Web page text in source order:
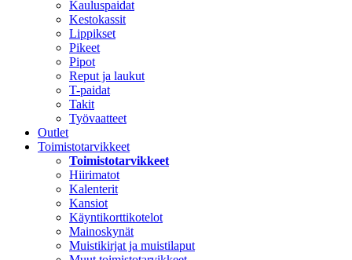
Kauluspaidat
Kestokassit
Lippikset
Pikeet
Pipot
Reput ja laukut
T-paidat
Takit
Työvaatteet
Outlet
Toimistotarvikkeet
Toimistotarvikkeet
Hiirimatot
Kalenterit
Kansiot
Käyntikorttikotelot
Mainoskynät
Muistikirjat ja muistilaput